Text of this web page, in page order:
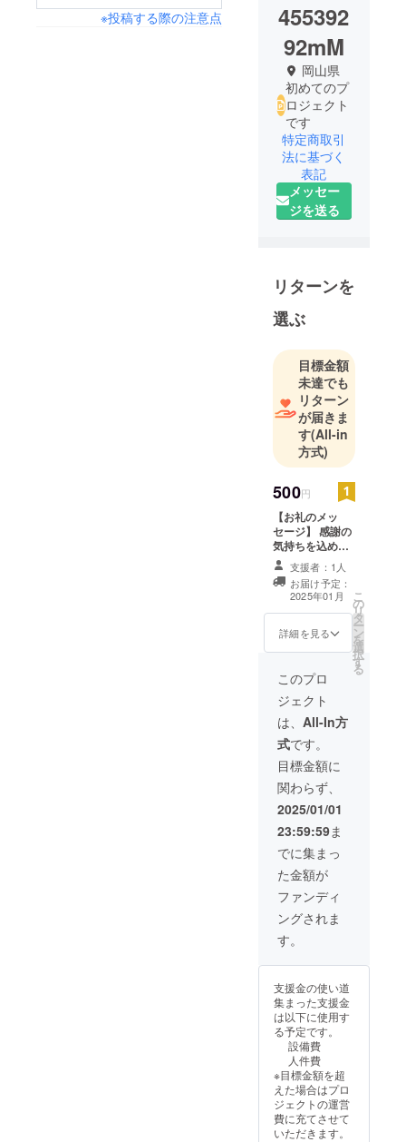
※投稿する際の注意点
455392
92mM
岡山県
初めてのプ
ロジェクト
です
特定商取引
法に基づく
表記
メッセー
ジを送る
リターンを
選ぶ
目標金額
未達でも
リターン
が届きま
す(All-in
方式)
500円
【お礼のメッ
セージ】 感謝の
気持ちを込め
て、お礼のメッ
セージをお送り
します。
支援者：1人
お届け予定：
2025年01月
詳細を見る
こ
の
リ
タ
ー
ン
を
選
択
す
る
このプロ
ジェクト
は、 All-In方
式です。
目標金額に
関わらず、
2025/01/01
23:59:59ま
でに集まっ
た金額が
ファンディ
ングされま
す。
支援金の使い道
集まった支援金
は以下に使用す
る予定です。
設備費
人件費
※目標金額を超
えた場合はプロ
ジェクトの運営
費に充てさせて
いただきます。